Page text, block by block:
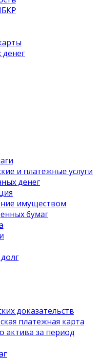
и платежные услуги
денег
имуществом
бумаг
доказательств
платежная карта
актива за период